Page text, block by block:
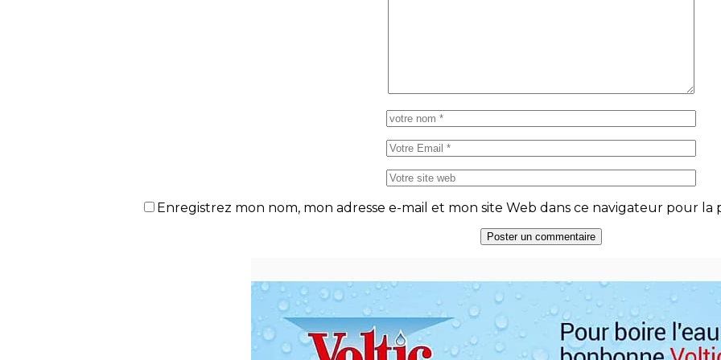
Enregistrez mon nom, mon adresse e-mail et mon site Web dans ce navigateur pour la